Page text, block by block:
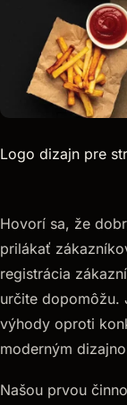
Logo dizajn pre
Hovorí sa, že
prilákať
registrácia
určite dopomôžu.
výhody oproti
moderným
Našou prvou